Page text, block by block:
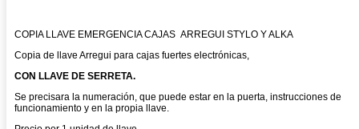
COPIA LLAVE EMERGENCIA CAJAS ARREGUI STYLO Y ALKA
Copia de llave Arregui para cajas fuertes electrónicas,
CON LLAVE DE SERRETA.
Se precisara la numeración, que puede estar en la puerta, instrucciones de
funcionamiento y en la propia llave.